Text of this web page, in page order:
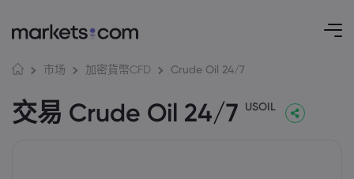
市场 加密貨幣CFD Crude Oil 24/7
交易 Crude Oil 24/7 USOIL